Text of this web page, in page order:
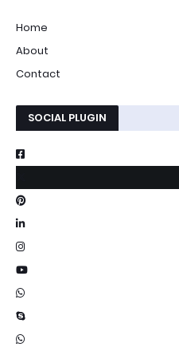
Home
About
Contact
SOCIAL PLUGIN